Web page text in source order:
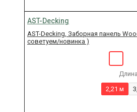
AST-Decking
AST-Decking, Заборная панель
советуем/новинка )
Длина
2,21 м